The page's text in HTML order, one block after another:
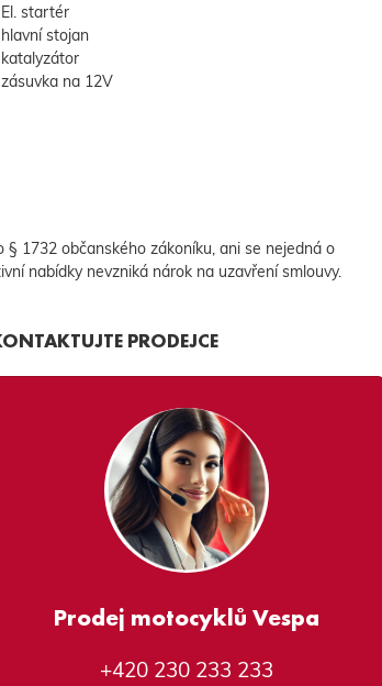
El. startér
hlavní stojan
katalyzátor
zásuvka na 12V
1732 občanského zákoníku, ani se nejedná o
nabídky nevzniká nárok na uzavření smlouvy.
PRODEJCE
Prodej motocyklů Vespa
+420 230 233 233